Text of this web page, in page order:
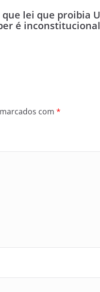
que lei que proibia U
é inconstitucional
com *